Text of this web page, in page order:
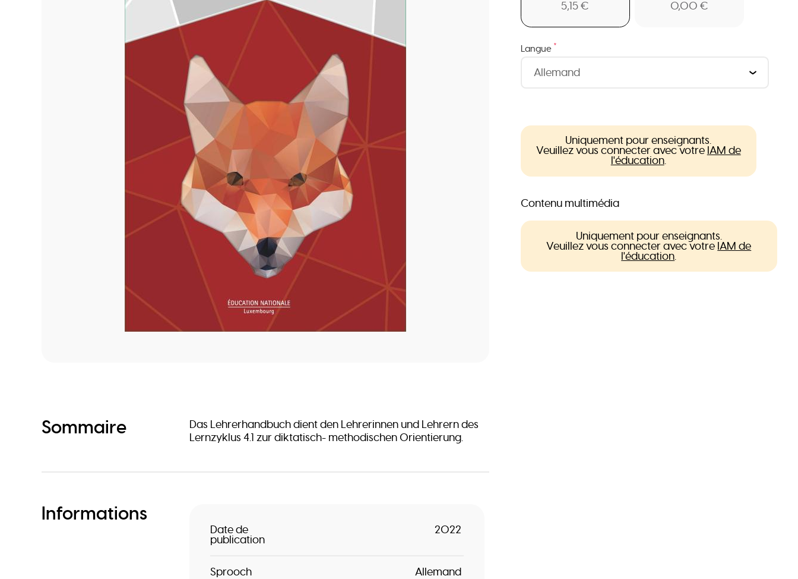
Sommaire
Das Lehrerhandbuch dient den Lehrerinnen und Lehrern des
Lernzyklus 4.1 zur diktatisch- methodischen Orientierung.
Informations
Date de
publication
2022
Sprooch Allemand
5,15 €
0,00 €
Langue *
Uniquement pour enseignants.
Veuillez vous connecter avec votre IAM de
l'éducation.
Contenu multimédia
Uniquement pour enseignants.
Veuillez vous connecter avec votre IAM de
l'éducation.